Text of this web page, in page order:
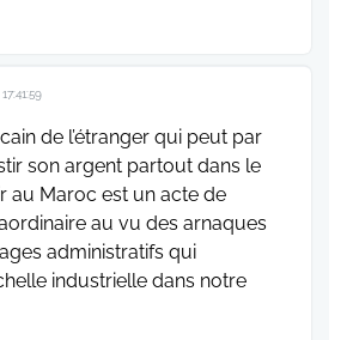
de l’étranger qui peut par
son argent partout dans le
au Maroc est un acte de
au vu des arnaques
administratifs qui
industrielle dans notre